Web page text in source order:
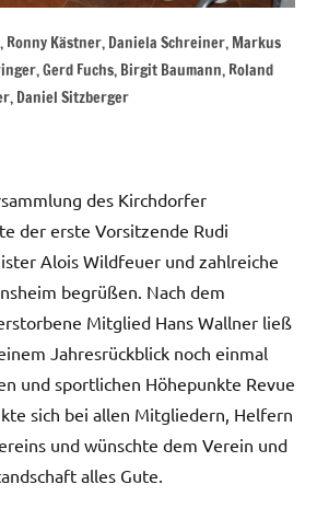
Kästner, Daniela Schreiner, Markus
Gerd Fuchs, Birgit Baumann, Roland
Daniel Sitzberger
des Kirchdorfer
der erste Vorsitzende Rudi
Alois Wildfeuer und zahlreiche
begrüßen. Nach dem
Mitglied Hans Wallner ließ
Jahresrückblick noch einmal
und sportlichen Höhepunkte Revue
sich bei allen Mitgliedern, Helfern
und wünschte dem Verein und
alles Gute.